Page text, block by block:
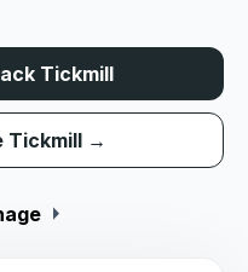
Tickmill
Tickmill →
arrow_right